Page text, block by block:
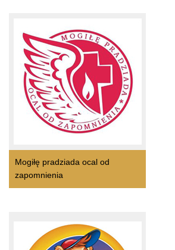
Mogiłę pradziada ocal od
zapomnienia